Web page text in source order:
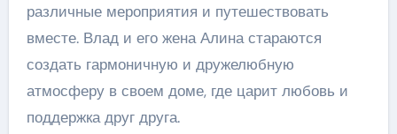
различные мероприятия и путешествовать
вместе. Влад и его жена Алина стараются
создать гармоничную и дружелюбную
атмосферу в своем доме, где царит любовь и
поддержка друг друга.